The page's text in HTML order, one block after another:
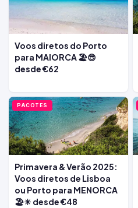
Voos diretos do Porto
para MAIORCA 🏖️😎
desde €62
PACOTES
Primavera & Verão 2025:
Voos diretos de Lisboa
ou Porto para MENORCA
🏖️☀ desde €48